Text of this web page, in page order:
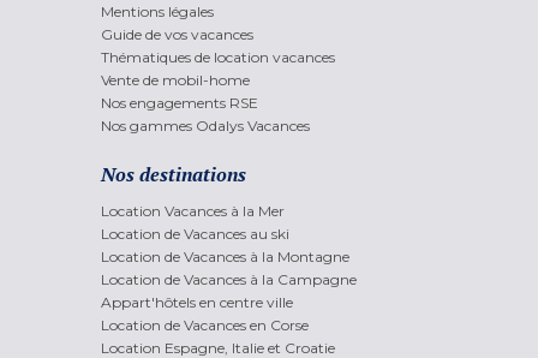
Mentions légales
Guide de vos vacances
Thématiques de location vacances
Vente de mobil-home
Nos engagements RSE
Nos gammes Odalys Vacances
Nos destinations
Location Vacances à la Mer
Location de Vacances au ski
Location de Vacances à la Montagne
Location de Vacances à la Campagne
Appart'hôtels en centre ville
Location de Vacances en Corse
Location Espagne, Italie et Croatie